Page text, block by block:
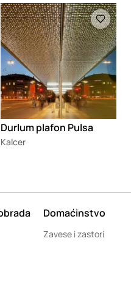
Loading
Durlum plafon Pulsa
Kalcer
Domaćinstvo
Zavese i zastori